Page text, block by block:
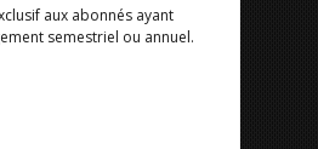
aux abonnés ayant
semestriel ou annuel.